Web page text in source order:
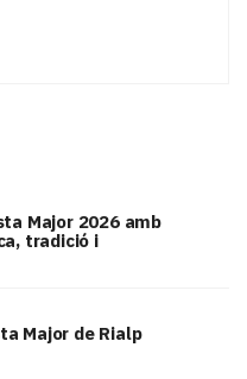
Major 2026 amb
tradició i
Major de Rialp